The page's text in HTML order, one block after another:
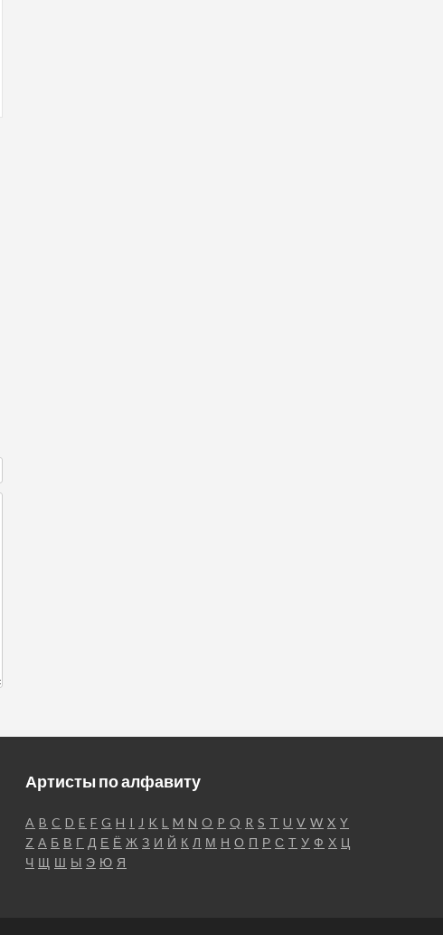
Артисты по алфавиту
A B C D E F G H I J K L M N O P Q R S T U V W X Y
Z А Б В Г Д Е Ё Ж З И Й К Л М Н О П Р С Т У Ф Х Ц
Ч Щ Ш Ы Э Ю Я